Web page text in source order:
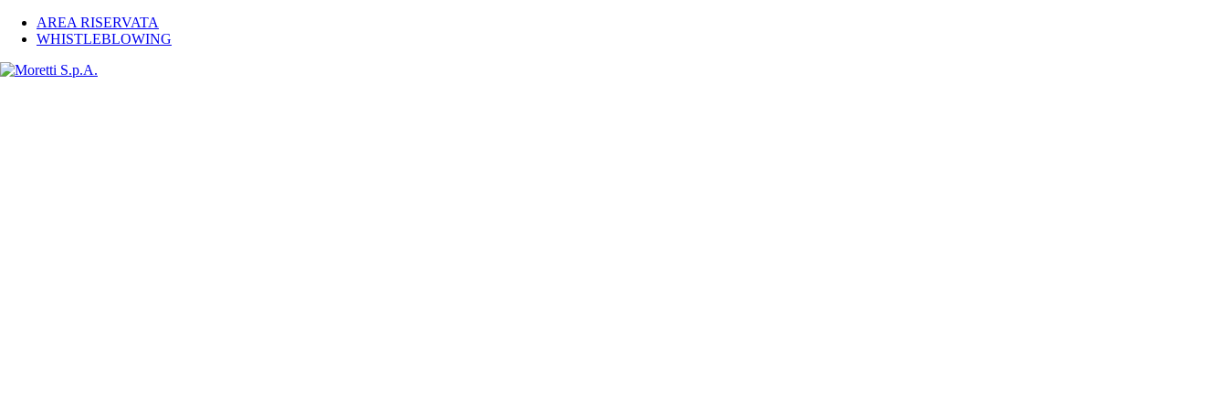
AREA RISERVATA
WHISTLEBLOWING